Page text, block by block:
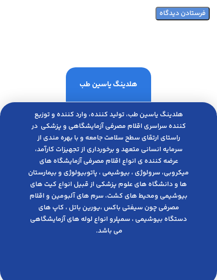
هلدینگ یاسین طب
هلدینگ یاسین طب، تولید کننده، وارد کننده و توزیع
کننده سراسری اقلام مصرفی آزمایشگاهی و پزشکی در
راﺳﺘﺎی ارﺗﻘﺎی ﺳﻄﺢ ﺳﻼﻣﺖ ﺟﺎﻣﻌﻪ و ﺑﺎ ﺑﻬﺮه ﻣﻨﺪی از
ﺳﺮﻣﺎﯾﻪ انسانی متعهد و ﺑﺮﺧﻮرداری از ﺗﺠﻬﯿﺰات ﮐﺎرآﻣﺪ،
عرضه کننده ی انواع اﻗﻼم مصرفی آزﻣﺎﯾﺸﮕﺎه های
میکروبی، ﺳﺮوﻟﻮژی ، ﺑﯿﻮﺷﯿﻤﯽ ، پاتوبیولوژی و بیمارستان
ها و دانشگاه های علوم پزشکی از قبیل انواع کیت های
بیوشیمی ومحیط های کشت، سرم های آلبومین و اقلام
مصرفی چون سیفتی باکس ،یورین باتل ، کاپ های
دستگاه بیوشیمی ، سمپلرو انواع لوله های آزمایشگاهی
می باشد.